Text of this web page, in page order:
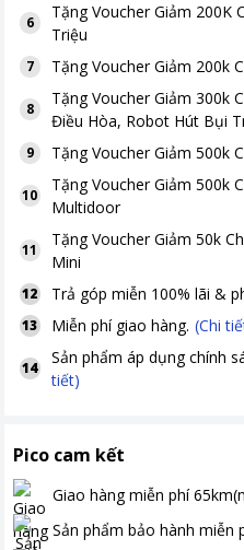
6
TặngVoucher Giảm 200K
Triệu
7 TặngVoucher Giảm 200k
8
TặngVoucher Giảm 300k
Điều Hòa, Robot Hút Bụi
9 TặngVoucher Giảm 500k
10
TặngVoucher Giảm 500k
Multidoor
11
TặngVoucher Giảm 50k
Mini
12 Trả góp miễn 100% lãi &
13 Miễn phí giao hàng. (Chi
14
Sản phẩm áp dụng chính
tiết)
Pico cam kết
Giao hàng miễn phí
Sản phẩm bảo hành miễn